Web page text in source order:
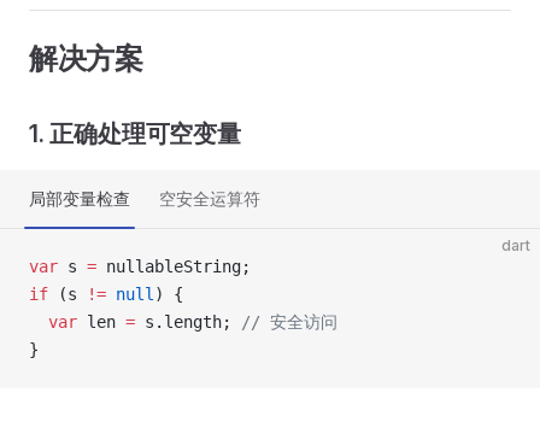
解决方案
1. 正确处理可空变量
局部变量检查 空安全运算符
dart
var s = nullableString;
if (s != null ) {
  var
len = s.length;
// 安全访问
}